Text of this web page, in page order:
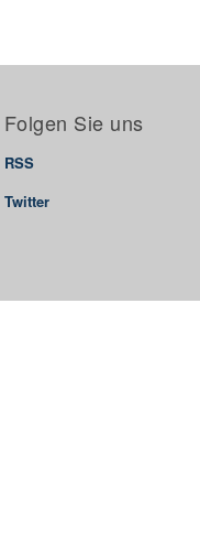
Folgen Sie uns
RSS
Twitter